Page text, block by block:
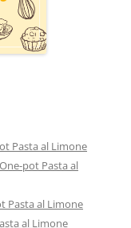
Pasta al Limone
pot Pasta al
Pasta al Limone
al Limone